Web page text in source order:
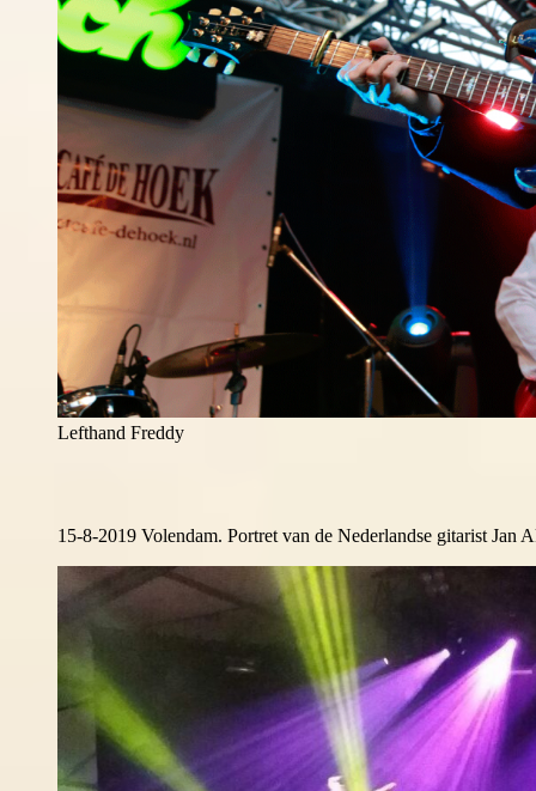
Lefthand Freddy
15-8-2019 Volendam. Portret van de Nederlandse gitarist Jan